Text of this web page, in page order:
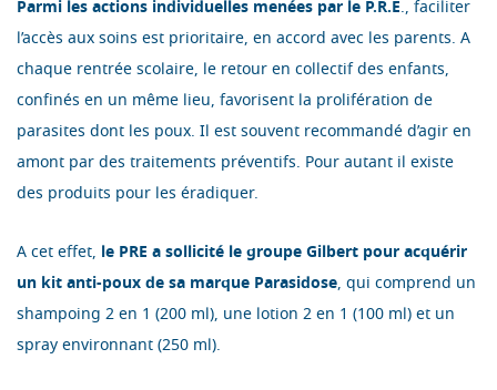
Parmi les actions individuelles menées par le P.R.E., faciliter
l’accès aux soins est prioritaire, en accord avec les parents. A
chaque rentrée scolaire, le retour en collectif des enfants,
confinés en un même lieu, favorisent la prolifération de
parasites dont les poux. Il est souvent recommandé d’agir en
amont par des traitements préventifs. Pour autant il existe
des produits pour les éradiquer.
A cet effet, le PRE a sollicité le groupe Gilbert pour acquérir
un kit anti-poux de sa marque Parasidose, qui comprend un
shampoing 2 en 1 (200 ml), une lotion 2 en 1 (100 ml) et un
spray environnant (250 ml).